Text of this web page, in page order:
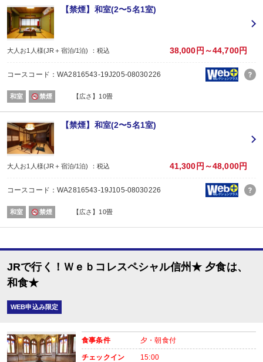
■夕食
場所:
宴会場
内容:
和食
場所:
宴会場
内容:
和食
【時間】07：30～または08：00～ ※チェックイン時ご案内いたします。
【禁煙】和室(2〜5名1室)
大人お1人様(JR＋宿泊/1泊) ：税込 38,000円～44,700円
コースコード：WA2816543-19J205-08030226
和室 禁煙 【広さ】10畳
【禁煙】和室(2〜5名1室)
大人お1人様(JR＋宿泊/1泊) ：税込 41,300円～48,000円
コースコード：WA2816543-19J105-08030226
和室 禁煙 【広さ】10畳
JRで行く！Ｗｅｂコレスペシャル信州★ 夕食は、
和食★
WEB申込み限定
食事条件 夕・朝食付
チェックイン 15:00